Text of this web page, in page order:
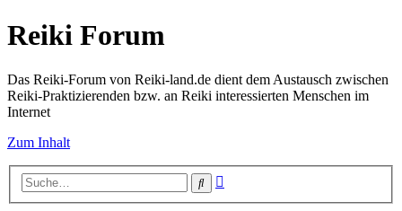
Reiki Forum
Das Reiki-Forum von Reiki-land.de dient dem Austausch zwischen
Reiki-Praktizierenden bzw. an Reiki interessierten Menschen im
Internet
Zum Inhalt
Suche